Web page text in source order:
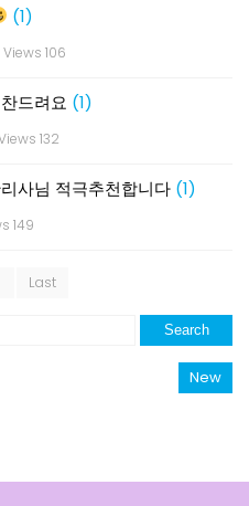
(1)
Views 106
드려요 (1)
132
사님 적극추천합니다 (1)
149
Last
Search
New